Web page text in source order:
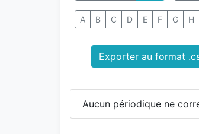
A B C D E F G H
Exporter au format
Aucun périodique ne